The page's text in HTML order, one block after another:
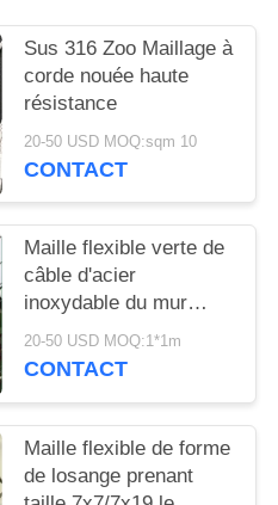
Sus 316 Zoo Maillage à
corde nouée haute
résistance
20-50 USD MOQ:sqm 10
CONTACT
Maille flexible verte de
câble d'acier
inoxydable du mur
100x100mm de
décoration
20-50 USD MOQ:1*1m
CONTACT
Maille flexible de forme
de losange prenant